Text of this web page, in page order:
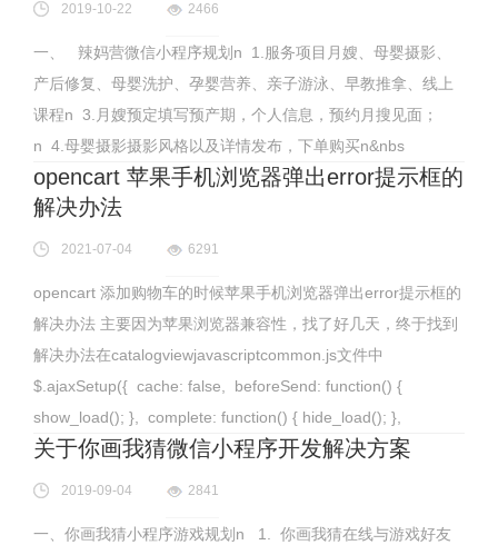
2019-10-22 2466
一、 辣妈营微信小程序规划n 1.服务项目月嫂、母婴摄影、
产后修复、母婴洗护、孕婴营养、亲子游泳、早教推拿、线上
课程n 3.月嫂预定填写预产期，个人信息，预约月搜见面；
n 4.母婴摄影摄影风格以及详情发布，下单购买n&nbs
opencart 苹果手机浏览器弹出error提示框的
解决办法
2021-07-04 6291
opencart 添加购物车的时候苹果手机浏览器弹出error提示框的
解决办法 主要因为苹果浏览器兼容性，找了好几天，终于找到
解决办法在catalogviewjavascriptcommon.js文件中
$.ajaxSetup({ cache: false, beforeSend: function() {
show_load(); }, complete: function() { hide_load(); },
关于你画我猜微信小程序开发解决方案
2019-09-04 2841
一、你画我猜小程序游戏规划n 1. 你画我猜在线与游戏好友